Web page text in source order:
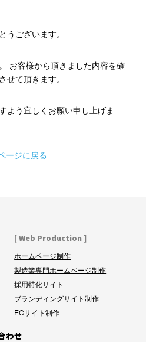
うございます。
お客様から頂きました内容を確
せて頂きます。
よう宜しくお願い申し上げま
ージに戻る
[ Web Production ]
ホームページ制作
製造業専門ホームページ制作
採用特化サイト
ブランディングサイト制作
ECサイト制作
わせ